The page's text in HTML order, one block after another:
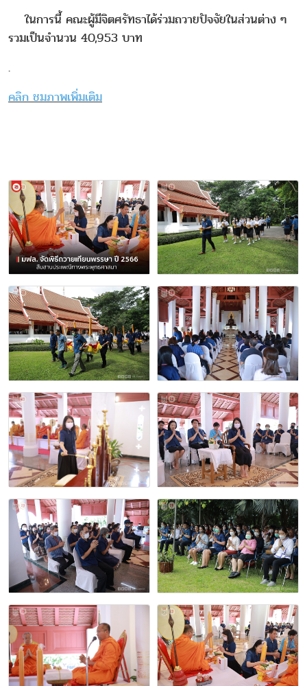
ในการนี้ คณะผู้มีจิตศรัทธาได้ร่วมถวายปัจจัยในส่วนต่าง ๆ
รวมเป็นจำนวน 40,953 บาท
.
คลิก ชมภาพเพิ่มเติม